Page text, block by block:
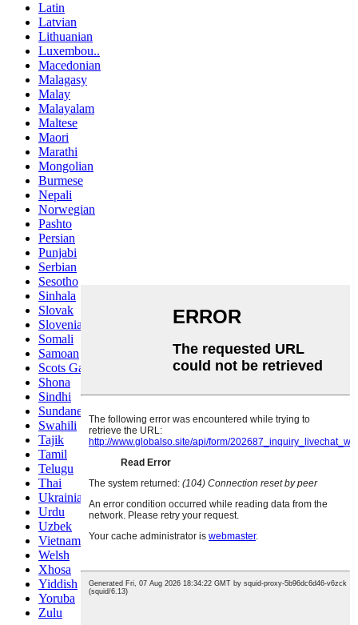
Latin
Latvian
Lithuanian
Luxembou..
Macedonian
Malagasy
Malay
Malayalam
Maltese
Maori
Marathi
Mongolian
Burmese
Nepali
Norwegian
Pashto
Persian
Punjabi
Serbian
Sesotho
Sinhala
Slovak
Slovenian
Somali
Samoan
Scots Gaelic
Shona
Sindhi
Sundanese
Swahili
Tajik
Tamil
Telugu
Thai
Ukrainian
Urdu
Uzbek
Vietnamese
Welsh
Xhosa
Yiddish
Yoruba
Zulu